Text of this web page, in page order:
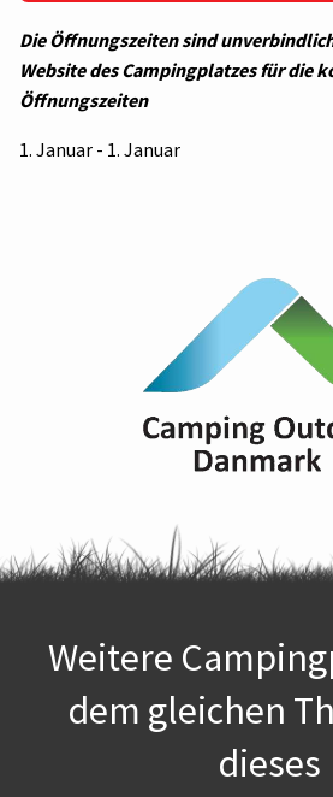
Die Öffnungszeiten sind
Website des Campingplatzes für die
Öffnungszeiten
1. Januar - 1. Januar
Weitere
dem gleichen
dieses